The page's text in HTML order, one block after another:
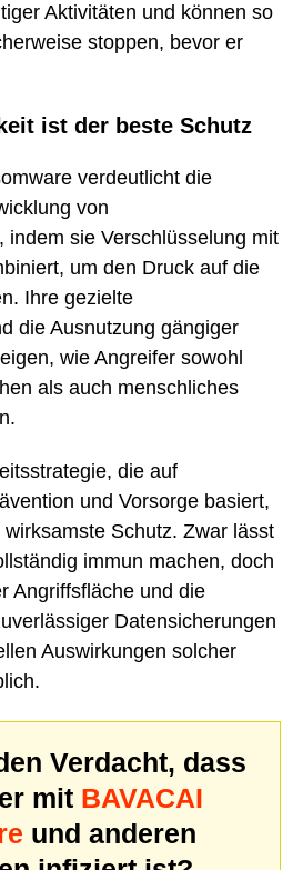
Aktivitäten und können so
stoppen, bevor er
ist der beste Schutz
verdeutlicht die
von
indem sie Verschlüsselung mit
um den Druck auf die
Ihre gezielte
die Ausnutzung gängiger
wie Angreifer sowohl
als auch menschliches
die auf
und Vorsorge basiert,
Schutz. Zwar lässt
immun machen, doch
Angriffsfläche und die
Datensicherungen
Auswirkungen solcher
Verdacht, dass
mit BAVACAI
und anderen